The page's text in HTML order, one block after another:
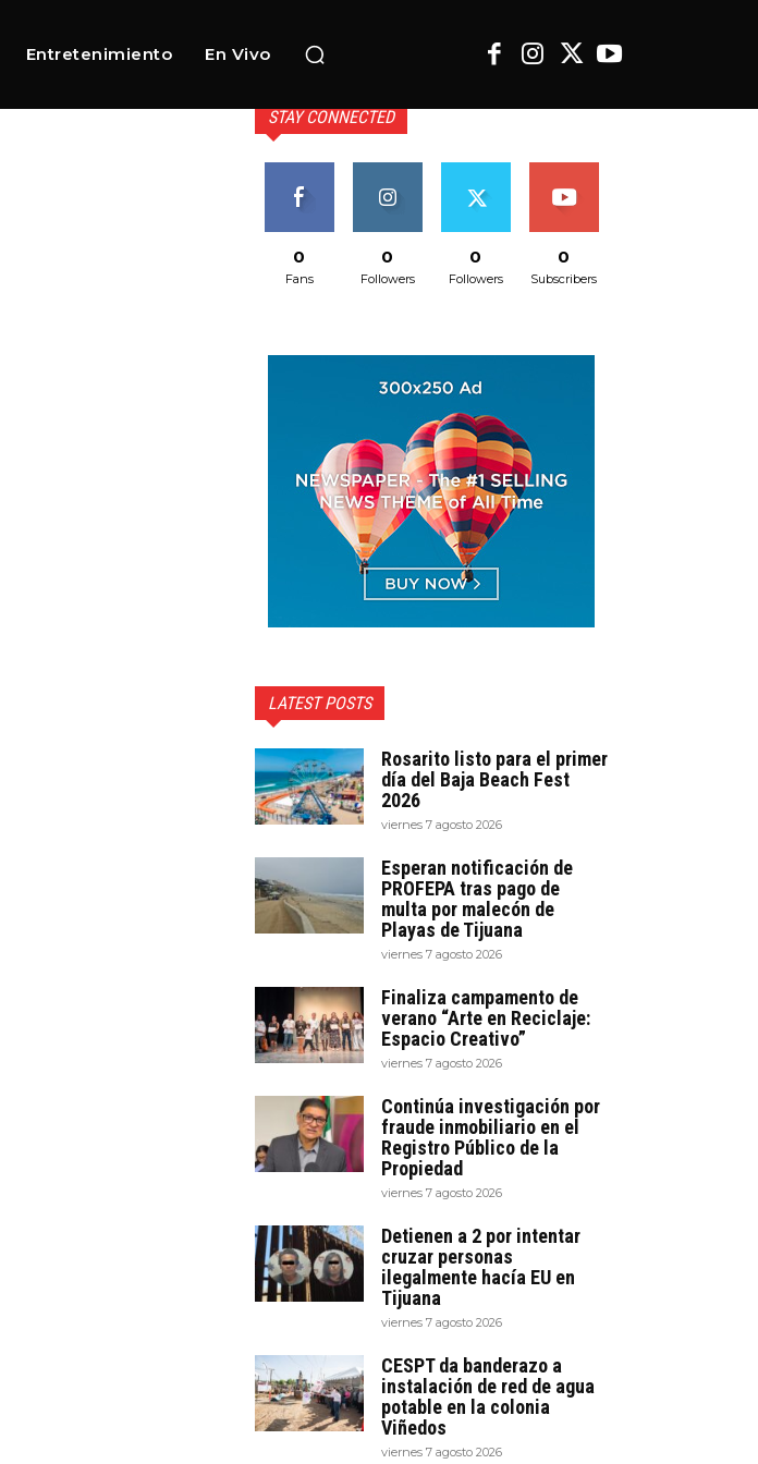
Entretenimiento En Vivo
STAY CONNECTED
0
Fans
0
Followers
0
Followers
0
Subscribers
LATEST POSTS
Rosarito listo para el primer
día del Baja Beach Fest
2026
viernes 7 agosto 2026
Esperan notificación de
PROFEPA tras pago de
multa por malecón de
Playas de Tijuana
viernes 7 agosto 2026
Finaliza campamento de
verano “Arte en Reciclaje:
Espacio Creativo”
viernes 7 agosto 2026
Continúa investigación por
fraude inmobiliario en el
Registro Público de la
Propiedad
viernes 7 agosto 2026
Detienen a 2 por intentar
cruzar personas
ilegalmente hacía EU en
Tijuana
viernes 7 agosto 2026
CESPT da banderazo a
instalación de red de agua
potable en la colonia
Viñedos
viernes 7 agosto 2026